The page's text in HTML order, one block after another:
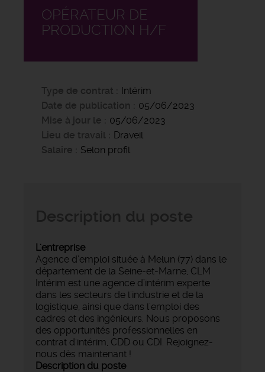
OPÉRATEUR DE
PRODUCTION H/F
Type de contrat
Intérim
Date de publication
05/06/2023
Mise à jour le
05/06/2023
Lieu de travail
Draveil
Salaire
Selon profil
L'entreprise
Agence d’emploi située à Melun (77) dans le
département de la Seine-et-Marne, CLM
Intérim est une agence d’intérim experte
dans les secteurs de l'industrie et de la
logistique, ainsi que dans l'emploi des
cadres et des ingénieurs. Nous proposons
des opportunités professionnelles en
contrat d'intérim, CDD ou CDI. Rejoignez-
nous dès maintenant !
Description du poste